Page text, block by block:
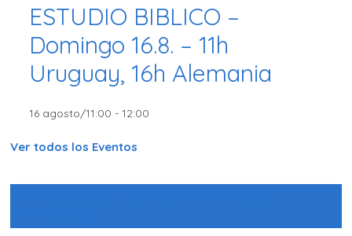
ESTUDIO BIBLICO –
Domingo 16.8. – 11h
Uruguay, 16h Alemania
16 agosto/11:00 -12:00
Ver todos los Eventos